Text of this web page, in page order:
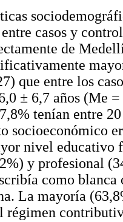
casos y
de
que entre los
± 6,7 años (Me
tenían entre
socioeconómico
nivel educativo
y profesional
como
La mayoría
régimen